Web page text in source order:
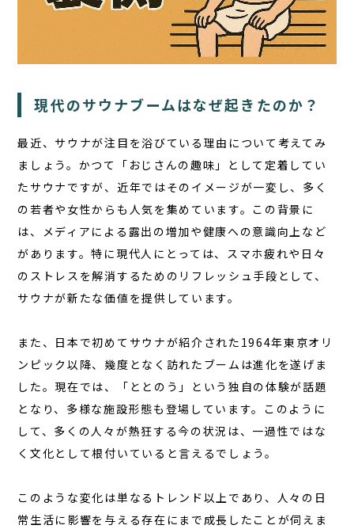
TOP
サウナ
食事
アクティビティ
１日の過ごし方
FAQ
コラム
お知らせ
お問い合わせ
EN
栃木県那須町簑沢563-4旧美野沢小学校
0287-73-5333 （9:30～20:00）
現代のサウナブームはなぜ起きたのか？
最近、サウナが注目を浴びている理由について考えてみ
ましょう。かつて「おじさんの趣味」として定着してい
たサウナですが、近年ではそのイメージが一変し、多く
の若者や女性からも人気を集めています。この背景に
は、メディアによる露出の増加や健康への意識向上など
があります。特に現代人にとっては、スマホ疲れや日々
のストレスを解消するためのリフレッシュ手段として、
サウナが新たな価値を提供 しています。
また、日本で初めてサウナが紹介された1964年東京オリ
ンピック以降、幾度となく訪れたブームは進化を遂げま
した。現在では、「ととのう」という独自の体験が話題
となり、多様な施設形態も登場しています。このように
して、多くの人々が熱狂する今の状況は、一過性ではな
く文化として根付いていると言えるでしょう。
このような変化は単なるトレンド以上であり、人々の日
常生活に影響を与える存在にまで成長したことが伺えま